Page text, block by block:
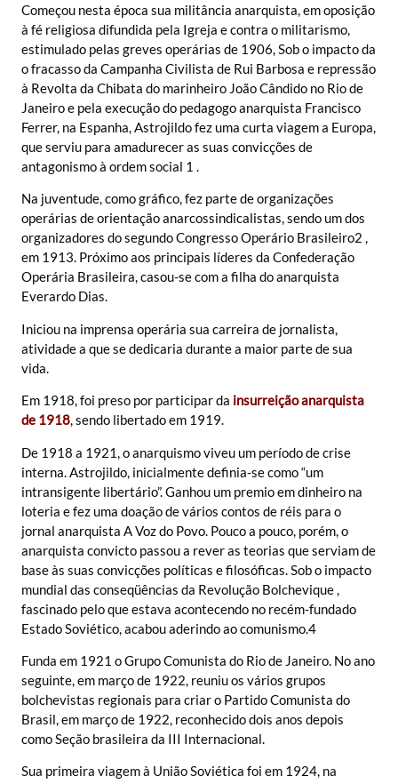
Começou nesta época sua militância anarquista, em oposição
à fé religiosa difundida pela Igreja e contra o militarismo,
estimulado pelas greves operárias de 1906, Sob o impacto da
o fracasso da Campanha Civilista de Rui Barbosa e repressão
à Revolta da Chibata do marinheiro João Cândido no Rio de
Janeiro e pela execução do pedagogo anarquista Francisco
Ferrer, na Espanha, Astrojildo fez uma curta viagem a Europa,
que serviu para amadurecer as suas convicções de
antagonismo à ordem social 1 .
Na juventude, como gráfico, fez parte de organizações
operárias de orientação anarcossindicalistas, sendo um dos
organizadores do segundo Congresso Operário Brasileiro2 ,
em 1913. Próximo aos principais líderes da Confederação
Operária Brasileira, casou-se com a filha do anarquista
Everardo Dias.
Iniciou na imprensa operária sua carreira de jornalista,
atividade a que se dedicaria durante a maior parte de sua
vida.
Em 1918, foi preso por participar da insurreição anarquista
de 1918, sendo libertado em 1919.
De 1918 a 1921, o anarquismo viveu um período de crise
interna. Astrojildo, inicialmente definia-se como “um
intransigente libertário”. Ganhou um premio em dinheiro na
loteria e fez uma doação de vários contos de réis para o
jornal anarquista A Voz do Povo. Pouco a pouco, porém, o
anarquista convicto passou a rever as teorias que serviam de
base às suas convicções políticas e filosóficas. Sob o impacto
mundial das conseqüências da Revolução Bolchevique ,
fascinado pelo que estava acontecendo no recém-fundado
Estado Soviético, acabou aderindo ao comunismo.4
Funda em 1921 o Grupo Comunista do Rio de Janeiro. No ano
seguinte, em março de 1922, reuniu os vários grupos
bolchevistas regionais para criar o Partido Comunista do
Brasil, em março de 1922, reconhecido dois anos depois
como Seção brasileira da III Internacional.
Sua primeira viagem à União Soviética foi em 1924, na